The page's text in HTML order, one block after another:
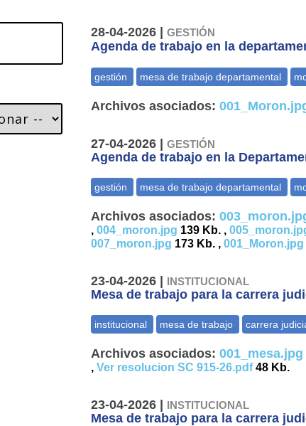
28-04-2026 | GESTIÓN
Agenda de trabajo en la
Archivos asociados:
27-04-2026 | GESTIÓN
Agenda de trabajo en la
Archivos asociados:
, 004_moron.jpg 139 Kb. ,
007_moron.jpg 173 Kb. , 001_Moron.jpg
23-04-2026 | INSTITUCIONAL
Mesa de trabajo para la carrera
Archivos asociados: 001_mesa.jpg
, Ver resolucion SC 915-26.pdf48 Kb.
23-04-2026 | INSTITUCIONAL
Mesa de trabajo para la carrera